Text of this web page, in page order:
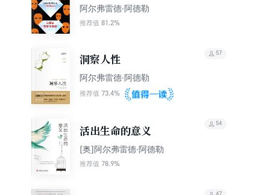
版）
阿尔弗雷德·阿德勒
推荐值 81.2%
洞察人性
阿尔弗雷德·阿德勒
推荐值 73.4%
57
活出生命的意义
[奥]阿尔弗雷德·阿德勒
推荐值 78.9%
54